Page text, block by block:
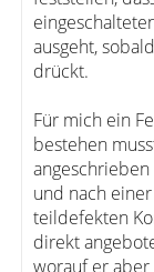
ausgeht,
drückt.
Für mich ein
bestehen
und nach
teildefekten
direkt
worauf er aber